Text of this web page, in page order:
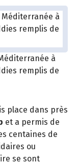
à
remplis de
place dans près
et a permis de
centaines de
ou
se sont